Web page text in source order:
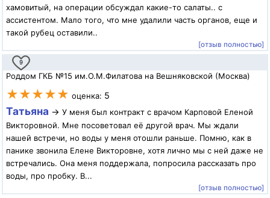
хамовитый, на операции обсуждал какие-то салаты.. с
ассистентом. Мало того, что мне удалили часть органов, еще и
такой рубец оставили..
[отзыв полностью]
9
Роддом ГКБ №15 им.О.М.Филатова на Вешняковской (Москва)
★★★★★ оценка: 5
Татьяна → У меня был контракт с врачом Карповой Еленой
Викторовной. Мне посоветовал её другой врач. Мы ждали
нашей встречи, но воды у меня отошли раньше. Помню, как в
панике звонила Елене Викторовне, хотя лично мы с ней даже не
встречались. Она меня поддержала, попросила рассказать про
воды, про пробку. В...
[отзыв полностью]